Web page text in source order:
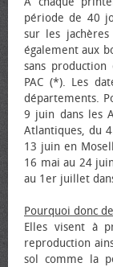
période de 40
sur les jachères
également aux
sans
PAC (*). Les
départements.
9 juin dans les
Atlantiques, du
13 juin en
16 mai au 24
au 1er juillet
Pourquoi donc
Elles visent à
reproduction
sol comme la